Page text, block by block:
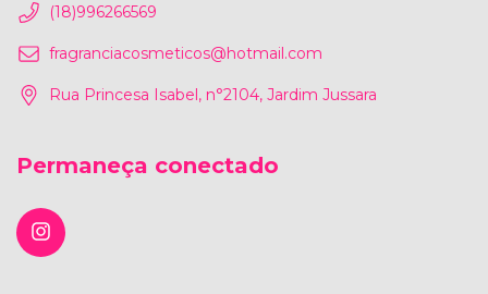
(18)996266569
fragranciacosmeticos@hotmail.com
Rua Princesa Isabel, n°2104, Jardim Jussara
Permaneça conectado